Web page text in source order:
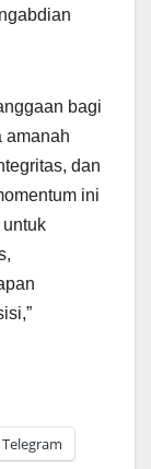
bagi
amanah
dan
ini
Telegram